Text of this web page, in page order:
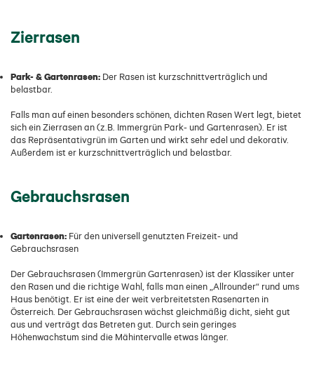
Zierrasen
Park- & Gartenrasen: Der Rasen ist kurzschnittverträglich und
belastbar.
Falls man auf einen besonders schönen, dichten Rasen Wert legt, bietet
sich ein Zierrasen an (z.B. Immergrün Park- und Gartenrasen). Er ist
das Repräsentativgrün im Garten und wirkt sehr edel und dekorativ.
Außerdem ist er kurzschnittverträglich und belastbar.
Gebrauchsrasen
Gartenrasen: Für den universell genutzten Freizeit- und
Gebrauchsrasen
Der Gebrauchsrasen (Immergrün Gartenrasen) ist der Klassiker unter
den Rasen und die richtige Wahl, falls man einen „Allrounder“ rund ums
Haus benötigt. Er ist eine der weit verbreitetsten Rasenarten in
Österreich. Der Gebrauchsrasen wächst gleichmäßig dicht, sieht gut
aus und verträgt das Betreten gut. Durch sein geringes
Höhenwachstum sind die Mähintervalle etwas länger.